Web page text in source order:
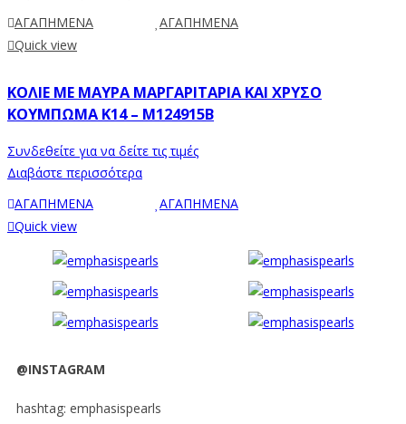
ΑΓΑΠΗΜΕΝΑ
ΑΓΑΠΗΜΕΝΑ
Quick view
ΚΟΛΙΈ ΜΕ ΜΑΎΡΑ ΜΑΡΓΑΡΙΤΆΡΙΑ ΚΑΙ ΧΡΥΣΌ
ΚΟΎΜΠΩΜΑ Κ14 – M124915B
Συνδεθείτε για να δείτε τις τιμές
Διαβάστε περισσότερα
ΑΓΑΠΗΜΕΝΑ
ΑΓΑΠΗΜΕΝΑ
Quick view
@INSTAGRAM
hashtag: emphasispearls